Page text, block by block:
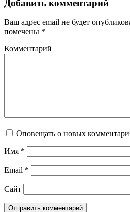
Добавить комментарий
Ваш адрес email не будет
помечены *
Комментарий
Оповещать о новых
Имя *
Email *
Сайт